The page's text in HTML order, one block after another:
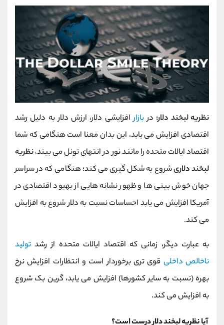
نظریه لبخند دلار: دربازارافزایشی دلار، ارزش دلار به دلیل رشد
اقتصادی افزایش می ‌یابد، این بدان معنا است هنگامی که شما
اقتصاد ایالات متحده را مانند نور در انتهای تونل می ‌بیند،نظریه
لبخند دلاریشروع به شکل گیری می ‌کند؛ هنگامی که در سراسر
جهان خوش بینی ها و ظهور نشانه هایی از بهبود اقتصادی در
آمریکا افزایش می یابد احساسات نسبت به دلار شروع به افزایش
می ‌کند.
به عبارت دیگر، زمانی که اقتصاد ایالات متحده از رشد تولید
ناخالص داخلی قوی ‌تری برخوردار است و انتظارات افزایش نرخ
بهره (نسبت به سایر کشورها) افزایش می ‌یابد، گرین ‌بک شروع
به افزایش می ‌کند.
آیا نظریه لبخند دلار درست است؟